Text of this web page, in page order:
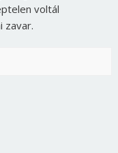
voltál
zavar.